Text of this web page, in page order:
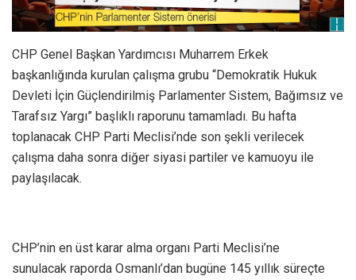
CHP Genel Başkan Yardımcısı Muharrem Erkek
başkanlığında kurulan çalışma grubu “Demokratik Hukuk
Devleti İçin Güçlendirilmiş Parlamenter Sistem, Bağımsız ve
Tarafsız Yargı” başlıklı raporunu tamamladı. Bu hafta
toplanacak CHP Parti Meclisi’nde son şekli verilecek
çalışma daha sonra diğer siyasi partiler ve kamuoyu ile
paylaşılacak.
CHP’nin en üst karar alma organı Parti Meclisi’ne
sunulacak raporda Osmanlı’dan bugüne 145 yıllık süreçte